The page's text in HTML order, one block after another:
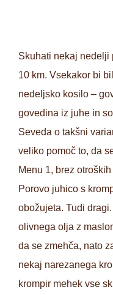
Skuhati nekaj nedelji
10 km. Vsekakor bi
nedeljsko kosilo –
govedina iz juhe in
Seveda o takšni
veliko pomoč to, da
Menu 1, brez
Porovo juhico s
obožujeta. Tudi
olivnega olja z
da se zmehča, nato
nekaj narezanega
krompir mehek vse